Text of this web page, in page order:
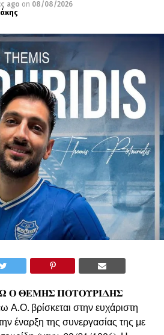
ago on 08/08/2026
𝚶 𝚯𝚬𝚳𝚮𝚺 𝚷𝚶𝚻𝚶𝚼𝚸𝚰𝚫𝚮𝚺
Α.Ο. βρίσκεται στην ευχάριστη
έναρξη της συνεργασίας της με